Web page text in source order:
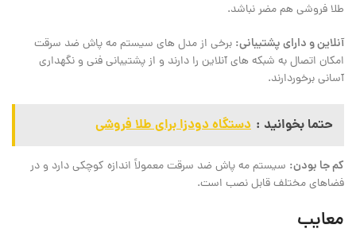
طلا فروشی هم مضر نباشد.
آنلاین و دارای پشتیبانی: برخی از مدل ‌های سیستم مه پاش ضد سرقت
امکان اتصال به شبکه‌ های آنلاین را دارند و از پشتیبانی فنی و نگهداری
آسانی برخوردارند.
حتما بخوانید : دستگاه دودزا برای طلا فروشی
کم جا بودن: سیستم مه پاش ضد سرقت معمولاً اندازه کوچکی دارد و در
فضاهای مختلف قابل نصب است.
معایب